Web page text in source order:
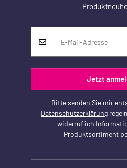
Jetzt
Bitte senden Sie mir
Datenschutzerklärung
widerruflich
Produktsortiment